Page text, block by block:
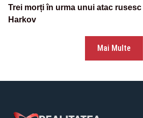
Trei morți în urma unui atac
Harkov
Mai Multe